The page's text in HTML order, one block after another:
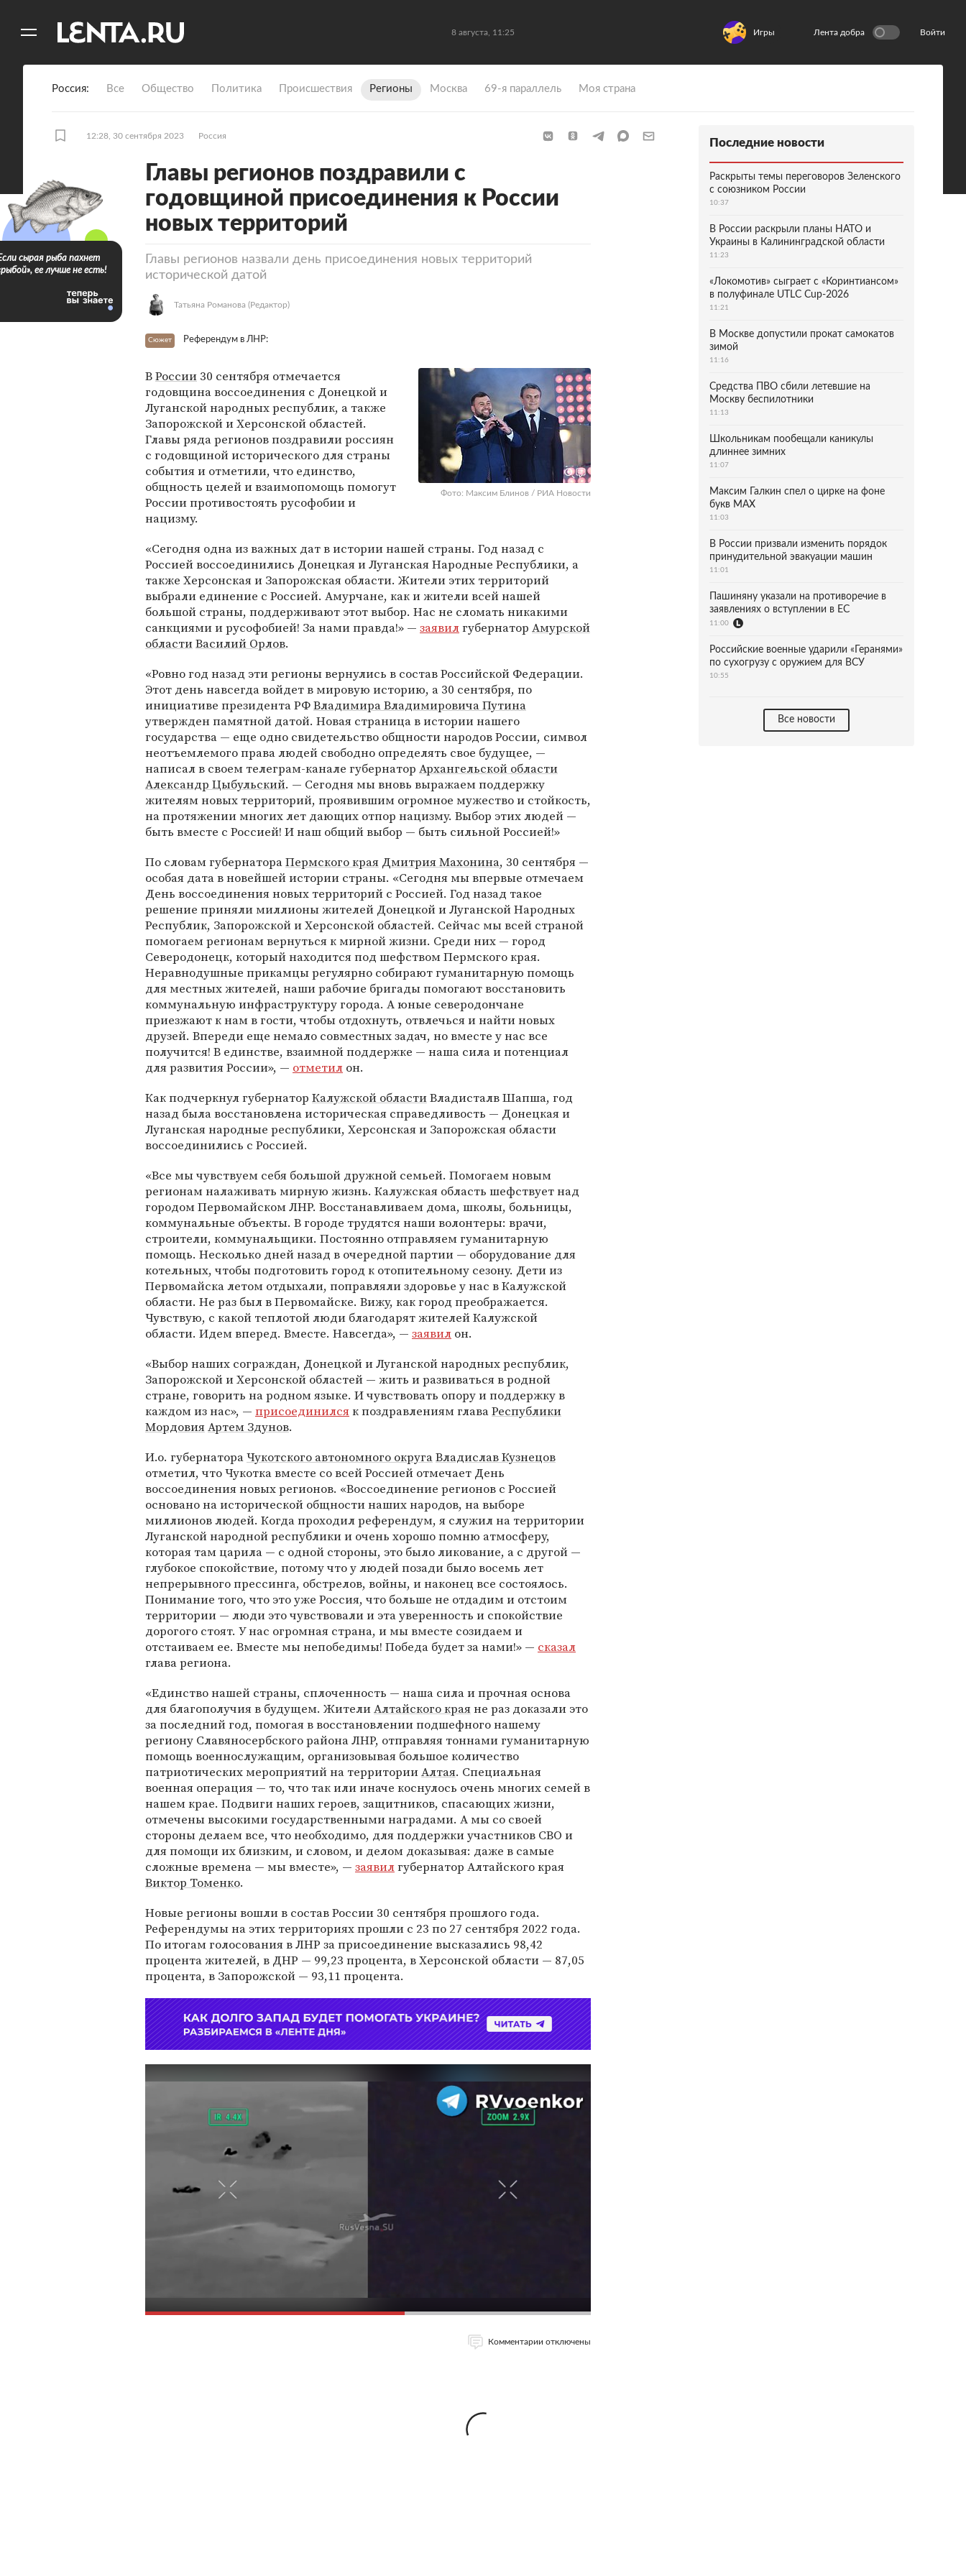
8 августа, 11:25 Игры Лента добра Войти
Россия Все Общество Политика Происшествия Регионы Москва 69-я параллель Моя страна
12:28, 30 сентября 2023 Россия
Главы регионов поздравили с
годовщиной присоединения к России
новых территорий
Главы регионов назвали день присоединения новых территорий
исторической датой
Татьяна Романова (Редактор)
Сюжет Референдум в ЛНР:
Фото: Максим Блинов / РИА Новости
ВРоссии 30 сентября отмечается
годовщина воссоединения с Донецкой и
Луганской народных республик, а также
Запорожской и Херсонской областей.
Главы ряда регионов поздравили россиян
с годовщиной исторического для страны
события и отметили, что единство,
общность целей и взаимопомощь помогут
России противостоять русофобии и
нацизму.
«Сегодня одна из важных дат в истории нашей страны. Год назад с
Россией воссоединились Донецкая и Луганская Народные Республики, а
также Херсонская и Запорожская области. Жители этих территорий
выбрали единение с Россией. Амурчане, как и жители всей нашей
большой страны, поддерживают этот выбор. Нас не сломать никакими
санкциями и русофобией! За нами правда!» — заявилгубернатор Амурской
областиВасилий Орлов.
«Ровно год назад эти регионы вернулись в состав Российской Федерации.
Этот день навсегда войдет в мировую историю, а 30 сентября, по
инициативе президента РФВладимира Владимировича Путина
утвержден памятной датой. Новая страница в истории нашего
государства — еще одно свидетельство общности народов России, символ
неотъемлемого права людей свободно определять свое будущее, —
написал в своем телеграм-канале губернатор Архангельской области
Александр Цыбульский. — Сегодня мы вновь выражаем поддержку
жителям новых территорий, проявившим огромное мужество и стойкость,
на протяжении многих лет дающих отпор нацизму. Выбор этих людей —
быть вместе с Россией! И наш общий выбор — быть сильной Россией!»
По словам губернатораПермского края Дмитрия Махонина, 30 сентября —
особая дата в новейшей истории страны. «Сегодня мы впервые отмечаем
День воссоединения новых территорий с Россией. Год назад такое
решение приняли миллионы жителей Донецкой и Луганской Народных
Республик, Запорожской и Херсонской областей. Сейчас мы всей страной
помогаем регионам вернуться к мирной жизни. Среди них — город
Северодонецк, который находится под шефством Пермского края.
Неравнодушные прикамцы регулярно собирают гуманитарную помощь
для местных жителей, наши рабочие бригады помогают восстановить
коммунальную инфраструктуру города. А юные северодончане
приезжают к нам в гости, чтобы отдохнуть, отвлечься и найти новых
друзей. Впереди еще немало совместных задач, но вместе у нас все
получится! В единстве, взаимной поддержке — наша сила и потенциал
для развития России», — отметил он.
Как подчеркнул губернатор Калужской областиВладисталв Шапша, год
назад была восстановлена историческая справедливость — Донецкая и
Луганская народные республики, Херсонская и Запорожская области
воссоединились с Россией.
«Все мы чувствуем себя большой дружной семьей. Помогаем новым
регионам налаживать мирную жизнь. Калужская область шефствует над
городом Первомайском ЛНР. Восстанавливаем дома, школы, больницы,
коммунальные объекты. В городе трудятся наши волонтеры: врачи,
строители, коммунальщики. Постоянно отправляем гуманитарную
помощь. Несколько дней назад в очередной партии — оборудование для
котельных, чтобы подготовить город к отопительному сезону. Дети из
Первомайска летом отдыхали, поправляли здоровье у нас в Калужской
области. Не раз был в Первомайске. Вижу, как город преображается.
Чувствую, с какой теплотой люди благодарят жителей Калужской
области. Идем вперед. Вместе. Навсегда», — заявил он.
«Выбор наших сограждан, Донецкой и Луганской народных республик,
Запорожской и Херсонской областей — жить и развиваться в родной
стране, говорить на родном языке. И чувствовать опору и поддержку в
каждом из нас», — присоединилсяк поздравлениям главаРеспублики
МордовияАртем Здунов.
И.о. губернатораЧукотского автономного округаВладислав Кузнецов
отметил, что Чукотка вместе со всей Россией отмечает День
воссоединения новых регионов. «Воссоединение регионов с Россией
основано на исторической общности наших народов, на выборе
миллионов людей. Когда проходил референдум, я служил на территории
Луганской народной республики и очень хорошо помню атмосферу,
которая там царила — с одной стороны, это было ликование, а с другой —
глубокое спокойствие, потому что у людей позади было восемь лет
непрерывного прессинга, обстрелов, войны, и наконец все состоялось.
Понимание того, что это уже Россия, что больше не отдадим и отстоим
территории — люди это чувствовали и эта уверенность и спокойствие
дорогого стоят. У нас огромная страна, и мы вместе созидаем и
отстаиваем ее. Вместе мы непобедимы! Победа будет за нами!» — сказал
глава региона.
«Единство нашей страны, сплоченность — наша сила и прочная основа
для благополучия в будущем. ЖителиАлтайского краяне раз доказали это
за последний год, помогая в восстановлении подшефного нашему
региону Славяносербского района ЛНР, отправляя тоннами гуманитарную
помощь военнослужащим, организовывая большое количество
патриотических мероприятий на территорииАлтая. Специальная
военная операция — то, что так или иначе коснулось очень многих семей в
нашем крае. Подвиги наших героев, защитников, спасающих жизни,
отмечены высокими государственными наградами. А мы со своей
стороны делаем все, что необходимо, для поддержки участников СВО и
для помощи их близким, и словом, и делом доказывая: даже в самые
сложные времена — мы вместе», — заявилгубернатор Алтайского края
Виктор Томенко.
Новые регионы вошли в состав России 30 сентября прошлого года.
Референдумы на этих территориях прошли с 23 по 27 сентября 2022 года.
По итогам голосования в ЛНР за присоединение высказались 98,42
процента жителей, в ДНР — 99,23 процента, в Херсонской области — 87,05
процента, в Запорожской — 93,11 процента.
Комментарии отключены
сырая рыба пахнет
ее лучше не есть!
Последние новости
Раскрыты темы переговоров Зеленского
с союзником России
10:37
В России раскрыли планы НАТО и
Украины в Калининградской области
11:23
«Локомотив» сыграет с «Коринтиансом»
в полуфинале UTLC Cup-2026
11:21
В Москве допустили прокат самокатов
зимой
11:16
Средства ПВО сбили летевшие на
Москву беспилотники
11:13
Школьникам пообещали каникулы
длиннее зимних
11:07
Максим Галкин спел о цирке на фоне
букв MAX
11:03
В России призвали изменить порядок
принудительной эвакуации машин
11:01
Пашиняну указали на противоречие в
заявлениях о вступлении в ЕС
11:00
Российские военные ударили «Геранями»
по сухогрузу с оружием для ВСУ
10:55
Все новости